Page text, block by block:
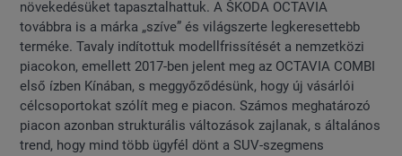
növekedésüket tapasztalhattuk. A ŠKODA OCTAVIA
továbbra is a márka „szíve” és világszerte legkeresettebb
terméke. Tavaly indítottuk modellfrissítését a nemzetközi
piacokon, emellett 2017-ben jelent meg az OCTAVIA COMBI
első ízben Kínában, s meggyőződésünk, hogy új vásárlói
célcsoportokat szólít meg e piacon. Számos meghatározó
piacon azonban strukturális változások zajlanak, s általános
trend, hogy mind több ügyfél dönt a SUV-szegmens